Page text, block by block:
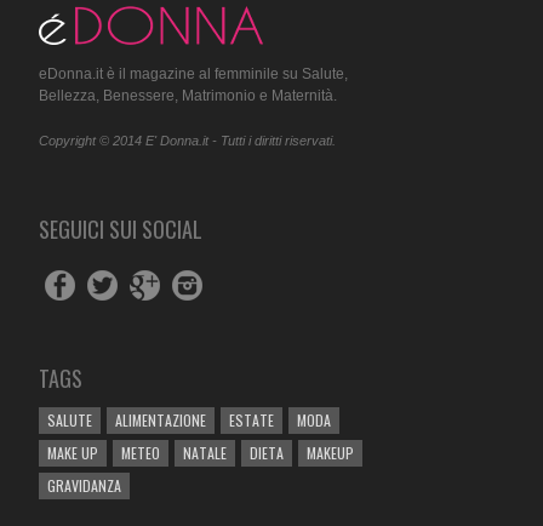
eDonna.it è il magazine al femminile su Salute,
Bellezza, Benessere, Matrimonio e Maternità.
Copyright © 2014 E' Donna.it - Tutti i diritti riservati.
SEGUICI SUI SOCIAL
TAGS
SALUTE ALIMENTAZIONE ESTATE
MODA
MAKE UP
METEO NATALE DIETA
MAKEUP
GRAVIDANZA